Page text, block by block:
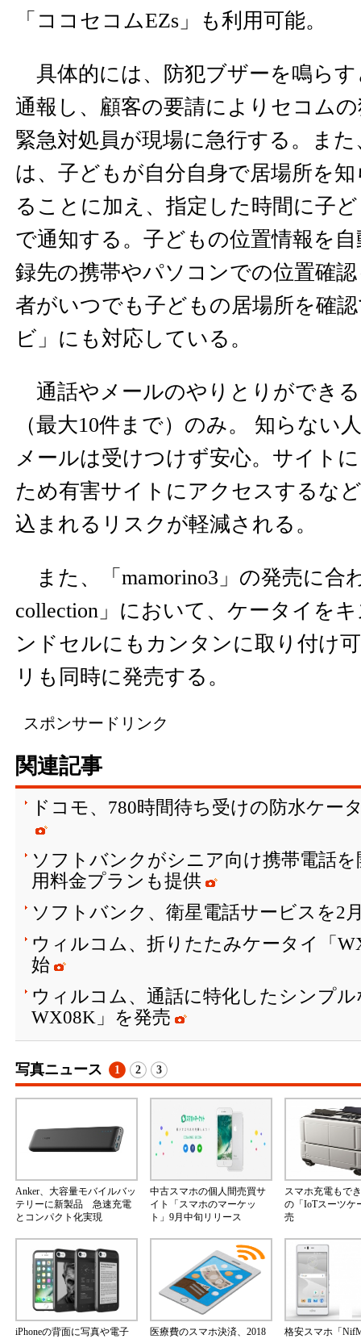
「ココセコムEZs」も利用可能。
具体的には、防犯ブザーを鳴ら
通報し、顧客の要請によりセコム
緊急対処員が現場に急行する。また
は、子どもが自分自身で居場所を
ることに加え、指定した時間に子
で通知する。子どもの位置情報を
録先の携帯やパソコンでの位置確
者がいつでも子どもの居場所を確
ビ」にも対応している。
通話やメールのやりとりができ
（最大10件まで）のみ。 知らない
メールは受けつけず安心。サイト
ため有害サイトにアクセスするな
込まれるリスクが軽減される。
また、「mamorino3」の発売に合
collection」において、ケータイを
ンドセルにもカンタンに取り付け
リも同時に発売する。
スポンサードリンク
関連記事
ドコモ、780時間待ち受けの防水ケー
ソフトバンクがシニア向け携帯電話を
用料金プランも提供
ソフトバンク、衛星電話サービスを2
ウィルコム、折りたたみケータイ「
始
ウィルコム、通話に特化したシンプ
WX08K」を発売
写真ニュース 1 2 3
Anker、大容量モバイルバッ
テリーに新製品 急速充電
とコンパクト化実現
中古スマホの個人間売買サ
イト「スマホのマーケッ
ト」9月中旬リリース
スマホ充電もで
の「IoTスーツケ
売
iPhoneの背面に写真や電子 医療費のスマホ決済、2018 格安スマホ「